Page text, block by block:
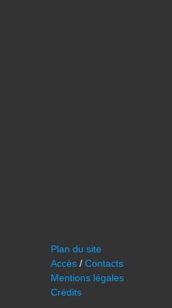
Plan du site
Accès / Contacts
Mentions légales
Crédits